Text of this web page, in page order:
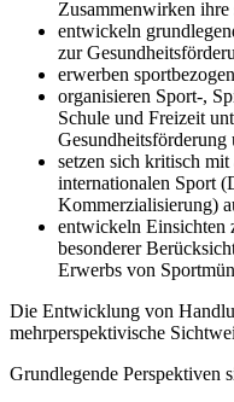
Zusammenwirken
entwickeln
zur
erwerben
organisieren Sport-,
Schule und Freizeit
Gesundheitsförderung
setzen sich kritisch
internationalen Sport
Kommerzialisierung)
entwickeln Einsichten
besonderer
Erwerbs von
Die Entwicklung von
mehrperspektivische
Grundlegende Perspektiven